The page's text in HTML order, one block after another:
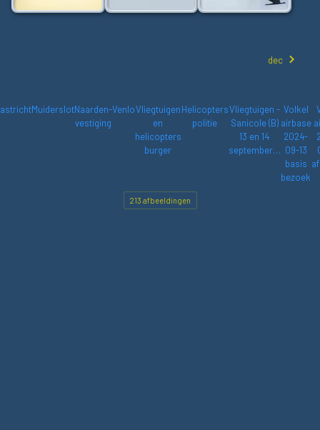
dec
MuiderslotNaarden-
vestiging
VenloVliegtuigen
en
helicopters
burger
Helicopters
politie
Vliegtuigen -
Sanicole (B)
13 en 14
september…
Volkel
airbase
2024-
09-13
basis
bezoek
213 afbeeldingen